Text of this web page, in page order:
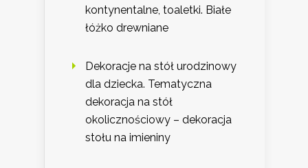
kontynentalne, toaletki. Białe
łóżko drewniane
Dekoracje na stół urodzinowy
dla dziecka. Tematyczna
dekoracja na stół
okolicznościowy – dekoracja
stołu na imieniny